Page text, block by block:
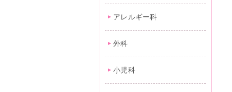
アレルギー科
外科
小児科